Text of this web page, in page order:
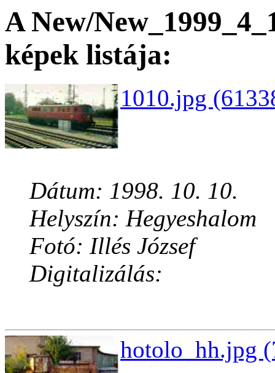
A New/
képek listája:
1010.jpg
Dátum: 1998. 10. 10.
Helyszín: Hegyeshalom
Fotó: Illés József
Digitalizálás:
hotolo_hh.jpg